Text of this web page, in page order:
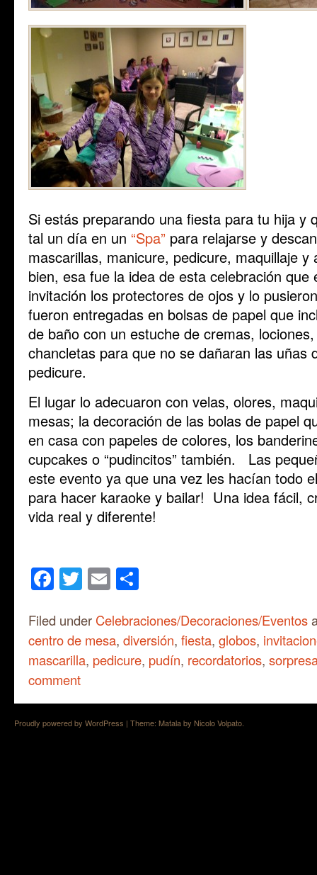
Si estás preparando una fiesta para tu hija y
tal un día en un “Spa” para relajarse y
mascarillas, manicure, pedicure, maquillaje
bien, esa fue la idea de esta celebración
invitación los protectores de ojos y lo
fueron entregadas en bolsas de papel que
de baño con un estuche de cremas,
chancletas para que no se dañaran las uñas
pedicure.
El lugar lo adecuaron con velas, olores,
mesas; la decoración de las bolas de papel
en casa con papeles de colores, los
cupcakes o “pudincitos” también. Las
este evento ya que una vez les hacían todo
para hacer karaoke y bailar! Una idea fácil,
vida real y diferente!
Facebook
Twitter
Email
Filed under Celebraciones/Decoraciones/Eventos
centro de mesa, diversión, fiesta, globos,
mascarilla, pedicure, pudín, recordatorios,
comment
Proudly powered by WordPress | Theme: Matala by Nicolo Volpato